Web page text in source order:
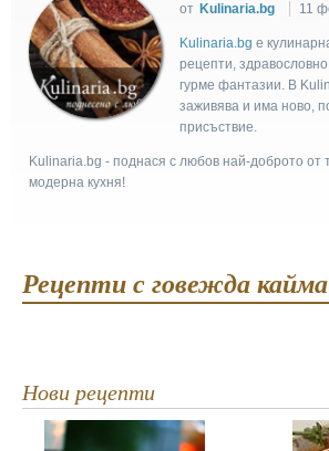
от Kulinaria.bg 11
Kulinaria.bg e
рецепти,
гурме фантазии. В
заживява и има ново,
присъствие.
Kulinaria.bg - поднася с любов най-доброто от
модерна кухня!
Рецепти с говежда кайма
Нови рецепти